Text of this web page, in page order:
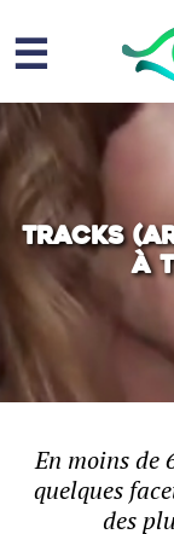
☰
Tracks
à
En moins de
quelques
des